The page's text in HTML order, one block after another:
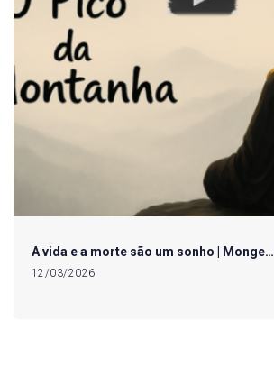
A vida e a morte são um sonho | Monge…
12/03/2026